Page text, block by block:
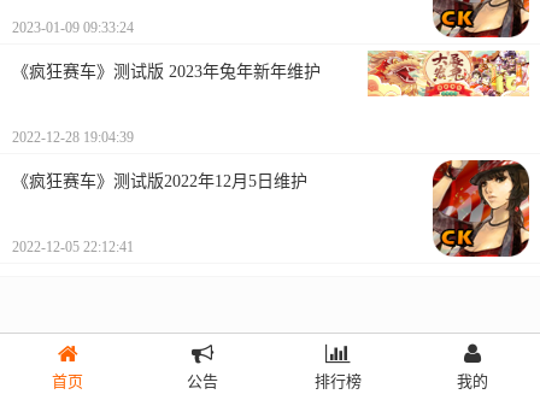
2023-01-09 09:33:24
《疯狂赛车》测试版 2023年兔年新年维护
2022-12-28 19:04:39
《疯狂赛车》测试版2022年12月5日维护
2022-12-05 22:12:41
首页 公告 排行榜 我的